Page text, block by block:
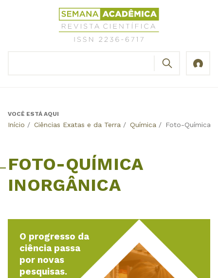
Revista
Científica
Semana
Back
VOCÊ ESTÁ AQUI
Início / Ciências Exatas e da Terra / Química / Foto-Química
FOTO-QUÍMICA
INORGÂNICA
O progresso da
ciência passa
por novas
pesquisas.